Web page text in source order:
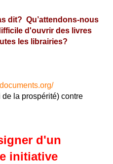
dit? Qu’attendons-nous
d'ouvrir des livres
les librairies?
la prospérité) contre
d'un
initiative